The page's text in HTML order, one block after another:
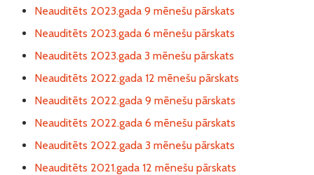
Neauditēts 2023.gada 9 mēnešu pārskats
Neauditēts 2023.gada 6 mēnešu pārskats
Neauditēts 2023.gada 3 mēnešu pārskats
Neauditēts 2022.gada 12 mēnešu pārskats
Neauditēts 2022.gada 9 mēnešu pārskats
Neauditēts 2022.gada 6 mēnešu pārskats
Neauditēts 2022.gada 3 mēnešu pārskats
Neauditēts 2021.gada 12 mēnešu pārskats